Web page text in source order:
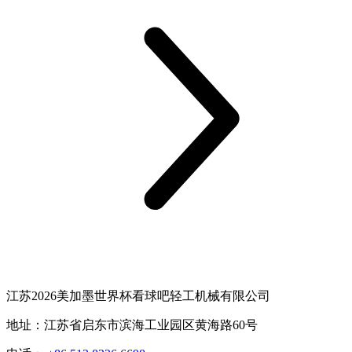
江苏2026美加墨世界杯看球吧轻工机械有限公司
地址：江苏省启东市滨海工业园区黄海路60号